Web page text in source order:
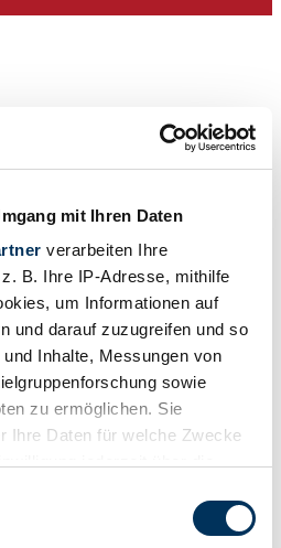
mit Ihren Daten
verarbeiten Ihre
B. Ihre IP-Adresse, mithilfe
um Informationen auf
und darauf zuzugreifen und so
Inhalte, Messungen von
sowie
zu ermöglichen. Sie
Ihre Daten für welche Zwecke
widerrufen